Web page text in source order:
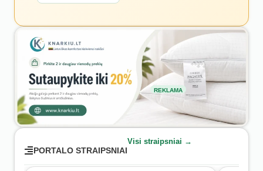
REKLAMA
PORTALO STRAIPSNIAI
Visi straipsniai →